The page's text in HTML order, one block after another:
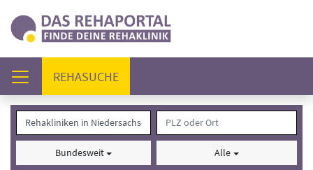
REHASUCHE(AKTUELL)
Bundesweit Alle